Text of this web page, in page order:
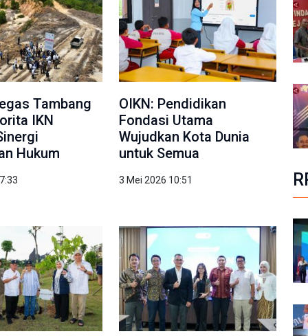
Tambang
IKN
Hukum
OIKN: Pendidikan
Fondasi Utama
Wujudkan Kota Dunia
untuk Semua
3 Mei 2026 10:51